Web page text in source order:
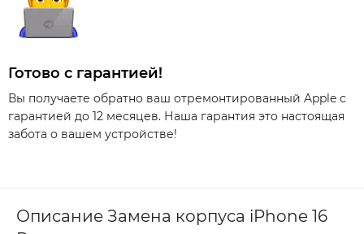
Готово с гарантией!
Вы получаете обратно ваш отремонтированный Apple с
гарантией до 12 месяцев. Наша гарантия это настоящая
забота о вашем устройстве!
Описание Замена корпуса iPhone 16